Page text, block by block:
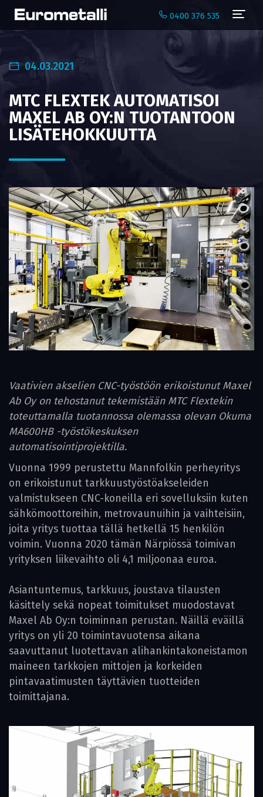
0400 376 535
04.03.2021
MTC FLEXTEK AUTOMATISOI
MAXEL AB OY:N TUOTANTOON
LISÄTEHOKKUUTTA
Vaativien akselien CNC-työstöön erikoistunut Maxel
Ab Oy on tehostanut tekemistään MTC Flextekin
toteuttamalla tuotannossa olemassa olevan Okuma
MA600HB -työstökeskuksen
automatisointiprojektilla.
Vuonna 1999 perustettu Mannfolkin perheyritys
on erikoistunut tarkkuustyöstöakseleiden
valmistukseen CNC-koneilla eri sovelluksiin kuten
sähkömoottoreihin, metrovaunuihin ja vaihteisiin,
joita yritys tuottaa tällä hetkellä 15 henkilön
voimin. Vuonna 2020 tämän Närpiössä toimivan
yrityksen liikevaihto oli 4,1 miljoonaa euroa.
Asiantuntemus, tarkkuus, joustava tilausten
käsittely sekä nopeat toimitukset muodostavat
Maxel Ab Oy:n toiminnan perustan. Näillä eväillä
yritys on yli 20 toimintavuotensa aikana
saavuttanut luotettavan alihankintakoneistamon
maineen tarkkojen mittojen ja korkeiden
pintavaatimusten täyttävien tuotteiden
toimittajana.